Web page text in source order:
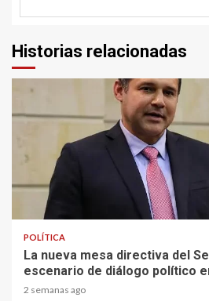
Historias relacionadas
2 min read
POLÍTICA
La nueva mesa directiva del
escenario de diálogo político
2 semanas ago